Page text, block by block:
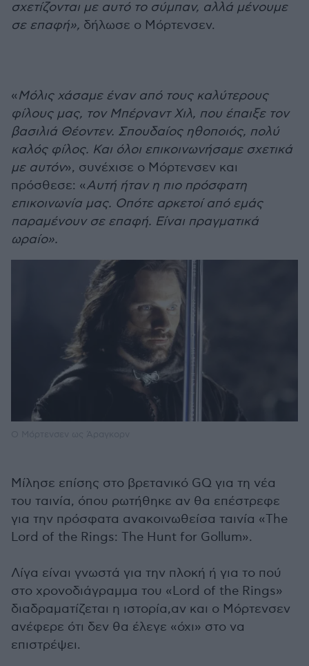
σχετίζονται με αυτό το σύμπαν, αλλά μένουμε
σε επαφή», δήλωσε ο Μόρτενσεν.
«Μόλις χάσαμε έναν από τους καλύτερους
φίλους μας, τον Μπέρναντ Χιλ, που έπαιξε τον
βασιλιά Θέοντεν. Σπουδαίος ηθοποιός, πολύ
καλός φίλος. Και όλοι επικοινωνήσαμε σχετικά
με αυτόν», συνέχισε ο Μόρτενσεν και
πρόσθεσε: «Αυτή ήταν η πιο πρόσφατη
επικοινωνία μας. Οπότε αρκετοί από εμάς
παραμένουν σε επαφή. Είναι πραγματικά
ωραίο».
Μίλησε επίσης στο βρετανικό GQ για τη νέα
του ταινία, όπου ρωτήθηκε αν θα επέστρεφε
για την πρόσφατα ανακοινωθείσα ταινία «The
Lord of the Rings: The Hunt for Gollum».
Λίγα είναι γνωστά για την πλοκή ή για το πού
στο χρονοδιάγραμμα του «Lord of the Rings»
διαδραματίζεται η ιστορία,αν και ο Μόρτενσεν
ανέφερε ότι δεν θα έλεγε «όχι» στο να
επιστρέψει.